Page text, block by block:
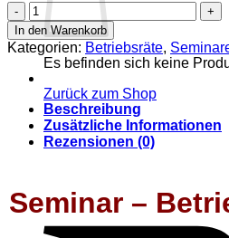
Es befinden sich keine
Zurück zum Shop
Seminar
-
Betriebsräte
im
Wirtschaftsausschuss
Menge
In den Warenkorb
Kategorien: Betriebsräte,
Beschreibung
Zusätzliche Informationen
Rezensionen (0)
Seminar –